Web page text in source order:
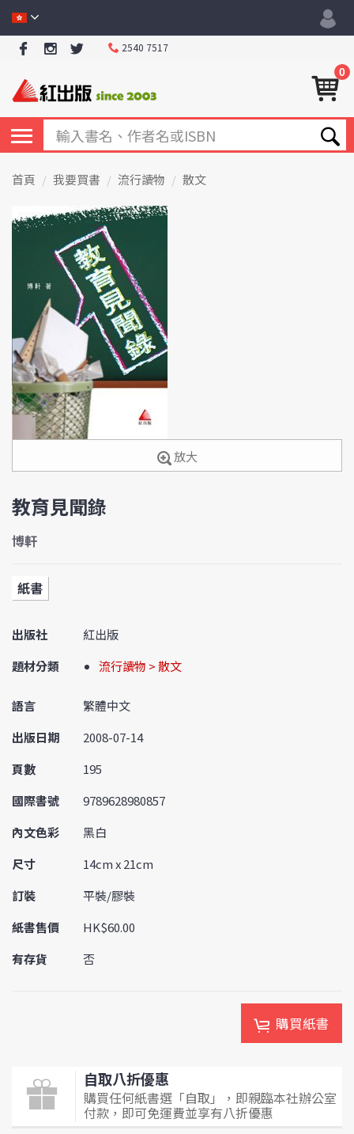
2540 7517
0
首頁 我要買書 流行讀物 散文
放大
教育見聞錄
博軒
紙書
出版社
紅出版
題材分類
流行讀物 > 散文
語言
繁體中文
出版日期
2008-07-14
頁數
195
國際書號
9789628980857
內文色彩
黑白
尺寸
14cm x 21cm
訂裝
平裝/膠裝
紙書售價
HK$60.00
有存貨
否
購買紙書
自取八折優惠
購買任何紙書選「自取」，即親臨本社辦公室
付款，即可免運費並享有八折優惠